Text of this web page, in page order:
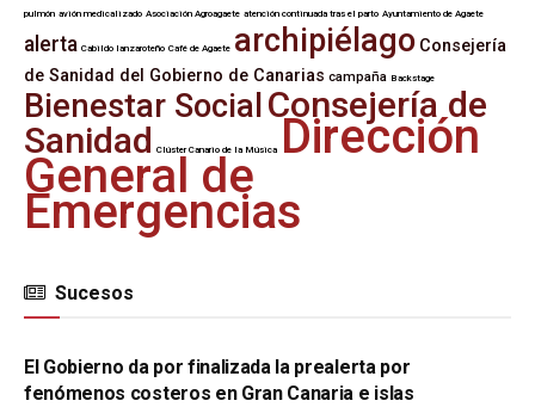
pulmón avión medicalizado Asociación Agroagaete atención continuada tras el parto Ayuntamiento de Agaete
alerta Cabildo lanzaroteño Café de Agaete archipiélago Consejería
de Sanidad del Gobierno de Canarias campaña Backstage
Bienestar Social Consejería de
Sanidad Clúster Canario de la Música Dirección
General de
Emergencias
Sucesos
SUCESOS
El Gobierno da por finalizada la prealerta por
fenómenos costeros en Gran Canaria e islas